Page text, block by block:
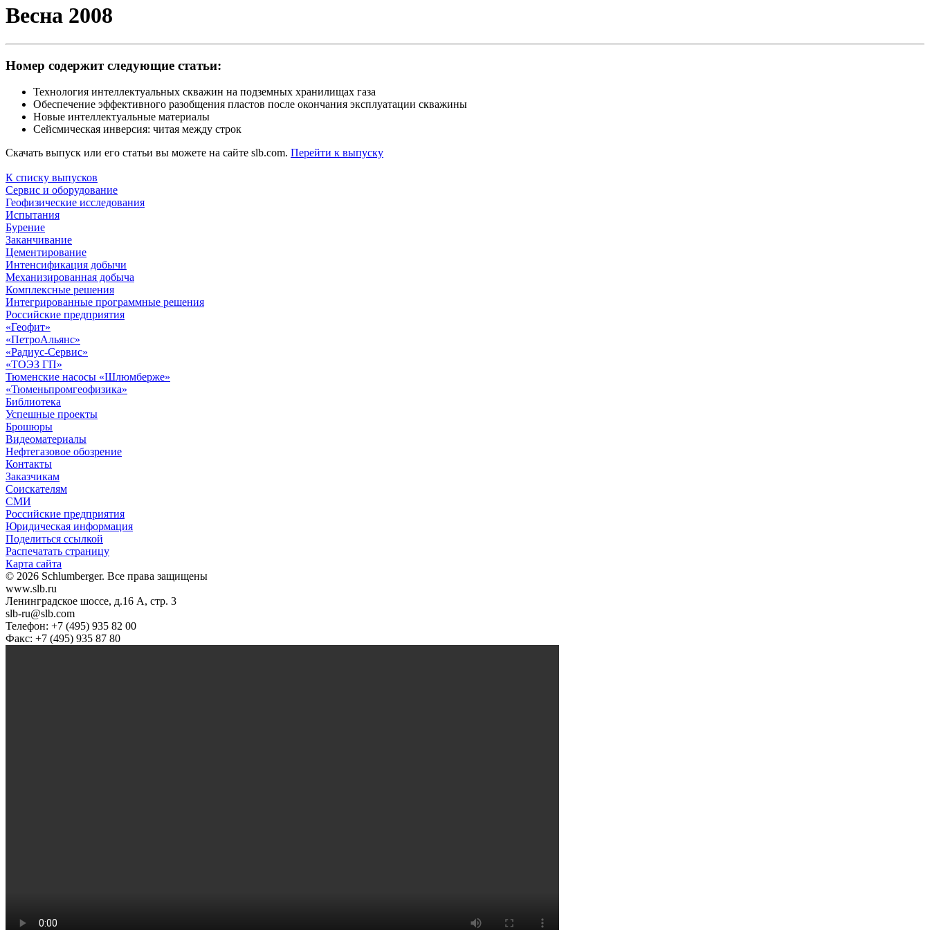
Весна 2008
Номер содержит следующие статьи:
Технология интеллектуальных скважин на подземных хранилищах газа
Обеспечение эффективного разобщения пластов после окончания эксплуатации скважины
Новые интеллектуальные материалы
Сейсмическая инверсия: читая между строк
Скачать выпуск или его статьи вы можете на сайте slb.com. Перейти к выпуску
К списку выпусков
Сервис и оборудование
Геофизические исследования
Испытания
Бурение
Заканчивание
Цементирование
Интенсификация добычи
Механизированная добыча
Комплексные решения
Интегрированные программные решения
Российские предприятия
«Геофит»
«ПетроАльянс»
«Радиус-Сервис»
«ТОЭЗ ГП»
Тюменские насосы «Шлюмберже»
«Тюменьпромгеофизика»
Библиотека
Успешные проекты
Брошюры
Видеоматериалы
Нефтегазовое обозрение
Контакты
Заказчикам
Соискателям
СМИ
Российские предприятия
Юридическая информация
Поделиться ссылкой
Распечатать страницу
Карта сайта
© 2026 Schlumberger. Все права защищены
www.slb.ru
Ленинградское шоссе, д.16 А, стр. 3
slb-ru@slb.com
Телефон: +7 (495) 935 82 00
Факс: +7 (495) 935 87 80